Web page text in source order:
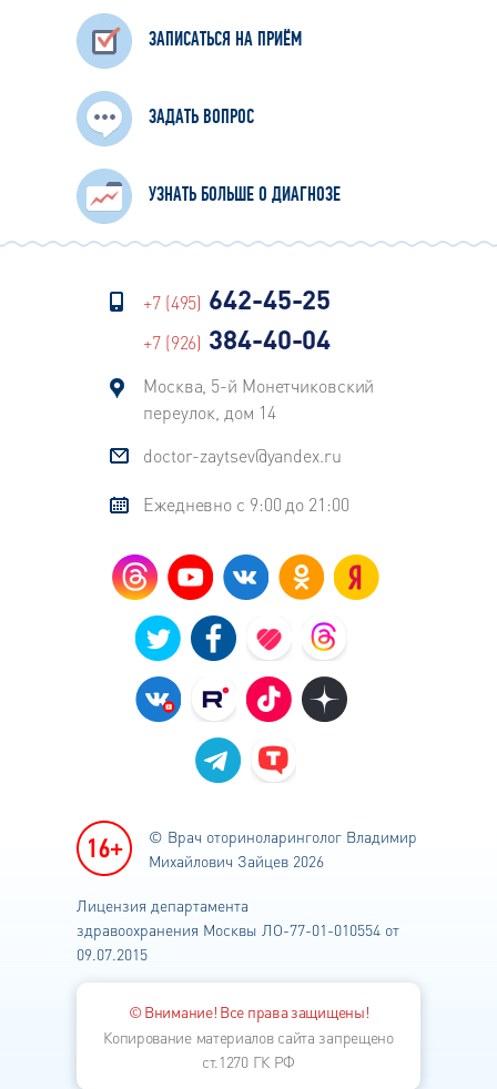
ЗАПИСАТЬСЯ НА ПРИЁМ
ЗАДАТЬ ВОПРОС
УЗНАТЬ БОЛЬШЕ О ДИАГНОЗЕ
+7 (495) 642-45-25
+7 (926) 384-40-04
Москва, 5-й Монетчиковский
переулок, дом 14
doctor-zaytsev@yandex.ru
Ежедневно с 9:00 до 21:00
© Врач оториноларинголог Владимир
Михайлович Зайцев 2026
Лицензия департамента
здравоохранения Москвы ЛО-77-01-010554 от
09.07.2015
© Внимание! Все права защищены!
Копирование материалов сайта запрещено
ст.1270 ГК РФ